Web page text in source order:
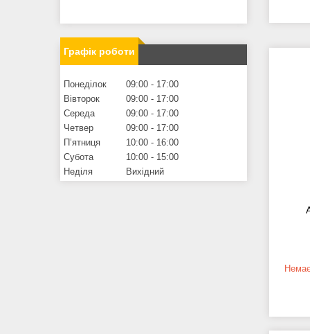
Графік роботи
Понеділок 09:00
17:00
Вівторок
09:00
17:00
Середа
09:00
17:00
Четвер
09:00
17:00
Пʼятниця
10:00
16:00
Субота
10:00
15:00
Неділя
Вихідний